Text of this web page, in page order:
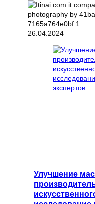
26.04.2024
Улучшение